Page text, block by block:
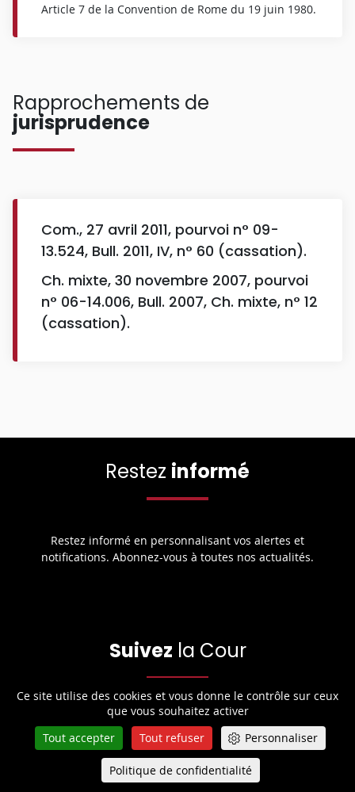
Ce site utilise des cookies et vous donne le contrôle sur ceux
que vous souhaitez activer
Tout accepter
Tout refuser Personnaliser
Politique de confidentialité
Article 7 de la Convention de Rome du 19 juin 1980.
Rapprochements de
jurisprudence
Com., 27 avril 2011, pourvoi n° 09-
13.524, Bull. 2011, IV, n° 60 (cassation).
Ch. mixte, 30 novembre 2007, pourvoi
n° 06-14.006, Bull. 2007, Ch. mixte, n° 12
(cassation).
Restez informé
Restez informé en personnalisant vos alertes et
notifications. Abonnez-vous à toutes nos actualités.
Suivez la Cour
Retrouvez toute l’actualité de la Cour de cassation sur les
réseaux sociaux.
Queue-Fair